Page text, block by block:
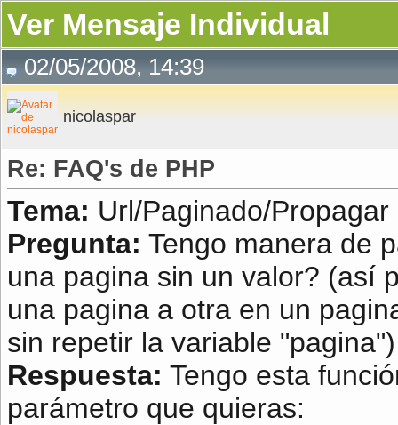
Ver Mensaje Individual
02/05/2008, 14:39
nicolaspar
Re: FAQ's de PHP
Tema: Url/Paginado/Propagar
Pregunta: Tengo manera de
una pagina sin un valor? (así
una pagina a otra en un
sin repetir la variable "pagina")
Respuesta: Tengo esta
parámetro que quieras: